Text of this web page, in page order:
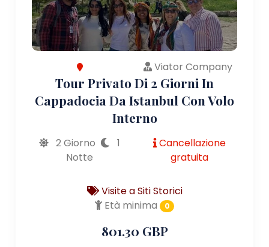
Viator Company
Tour Privato Di 2 Giorni In
Cappadocia Da Istanbul Con Volo
Interno
2 Giorno
1
Notte
Cancellazione
gratuita
Visite a Siti Storici
Età minima
0
801.30 GBP